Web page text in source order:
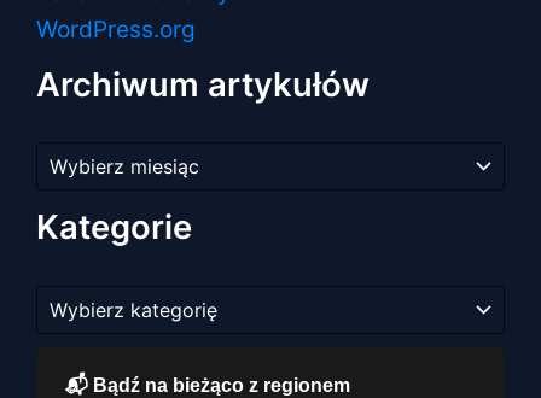
WordPress.org
Archiwum artykułów
artykułów
Kategorie
📬 Bądź na bieżąco z regionem